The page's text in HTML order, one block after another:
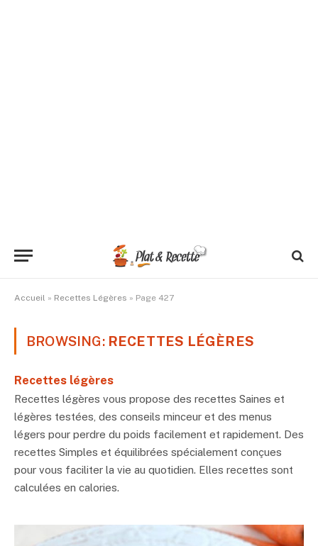
Accueil » Recettes Légères » Page 427
BROWSING: RECETTES LÉGÈRES
Recettes légères
Recettes légères vous propose des recettes Saines et
légères testées, des conseils minceur et des menus
légers pour perdre du poids facilement et rapidement. Des
recettes Simples et équilibrées spécialement conçues
pour vous faciliter la vie au quotidien. Elles recettes sont
calculées en calories.